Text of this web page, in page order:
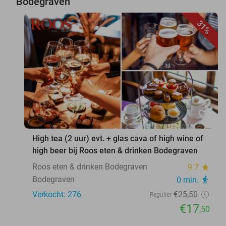
31%
favorite_border
High tea (2 uur) evt. + glas cava of high wine of
high beer bij Roos eten & drinken Bodegraven
Roos eten & drinken Bodegraven
9.7 star
Bodegraven 0 min. directions_walk
Verkocht: 276 Regulier €25,50
€17,50